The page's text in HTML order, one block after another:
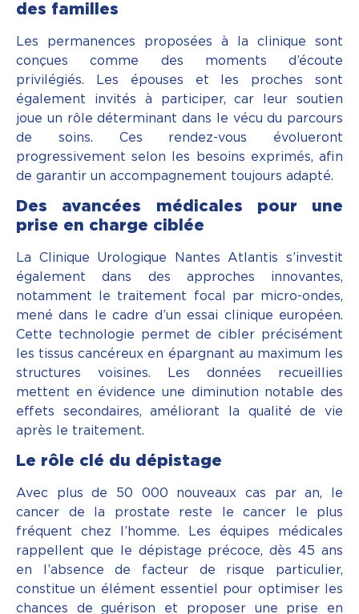
des familles
Les permanences proposées à la clinique sont
conçues comme des moments d’écoute
privilégiés. Les épouses et les proches sont
également invités à participer, car leur soutien
joue un rôle déterminant dans le vécu du parcours
de soins. Ces rendez-vous évolueront
progressivement selon les besoins exprimés, afin
de garantir un accompagnement toujours adapté.
Des avancées médicales pour une
prise en charge ciblée
La Clinique Urologique Nantes Atlantis s’investit
également dans des approches innovantes,
notamment le traitement focal par micro-ondes,
mené dans le cadre d’un essai clinique européen.
Cette technologie permet de cibler précisément
les tissus cancéreux en épargnant au maximum les
structures voisines. Les données recueillies
mettent en évidence une diminution notable des
effets secondaires, améliorant la qualité de vie
après le traitement.
Le rôle clé du dépistage
Avec plus de 50 000 nouveaux cas par an, le
cancer de la prostate reste le cancer le plus
fréquent chez l’homme. Les équipes médicales
rappellent que le dépistage précoce, dès 45 ans
en l’absence de facteur de risque particulier,
constitue un élément essentiel pour optimiser les
chances de guérison et proposer une prise en